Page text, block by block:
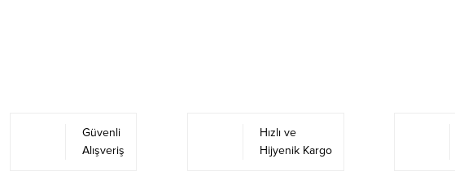
Güvenli
Alışveriş
Hızlı ve
Hijyenik Kargo